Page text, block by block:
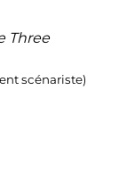
Three
scénariste)